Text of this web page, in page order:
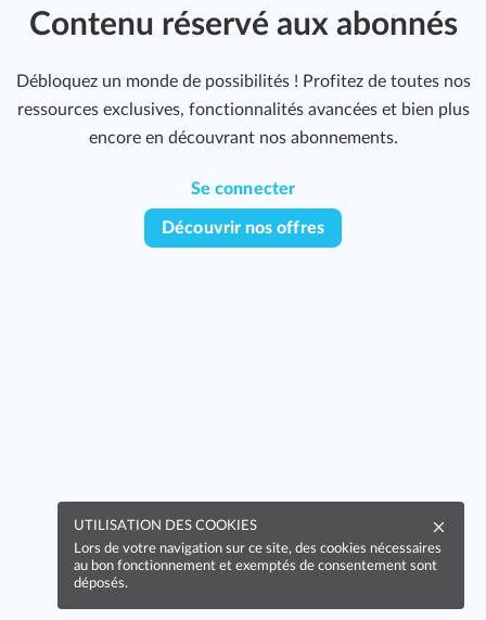
Contenu réservé aux abonnés
Débloquez un monde de possibilités ! Profitez de toutes nos
ressources exclusives, fonctionnalités avancées et bien plus
encore en découvrant nos abonnements.
Se connecter
Découvrir nos offres
UTILISATION DES COOKIES
Lors de votre navigation sur ce site, des cookies nécessaires
au bon fonctionnement et exemptés de consentement sont
déposés.